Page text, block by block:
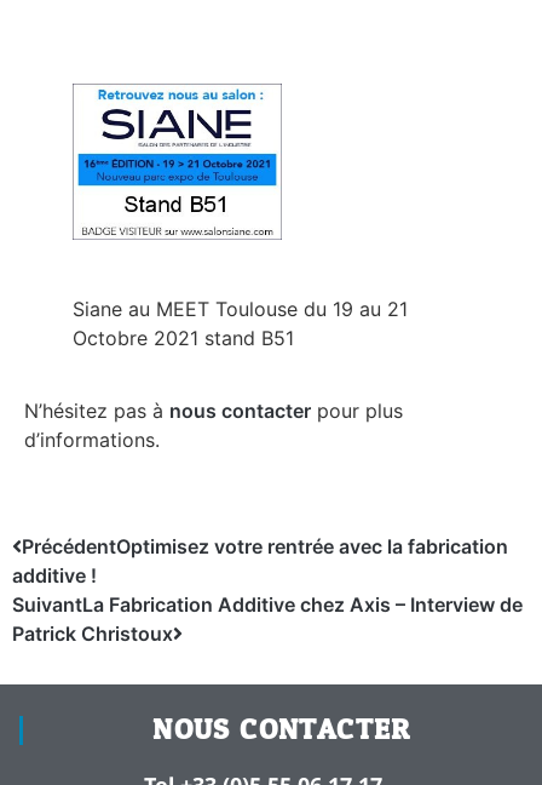
Siane au MEET Toulouse du 19 au 21
Octobre 2021 stand B51
N’hésitez pas à nous contacter pour plus
d’informations.
PrécédentOptimisez votre rentrée avec la fabrication
additive !
SuivantLa Fabrication Additive chez Axis – Interview de
Patrick Christoux
NOUS CONTACTER